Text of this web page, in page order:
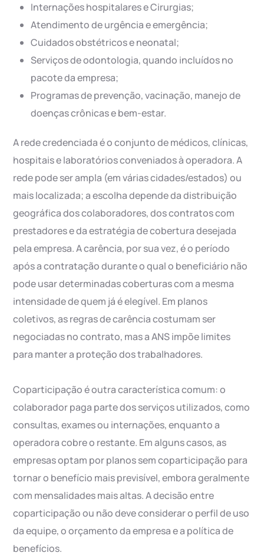
Internações hospitalares e Cirurgias;
Atendimento de urgência e emergência;
Cuidados obstétricos e neonatal;
Serviços de odontologia, quando incluídos no
pacote da empresa;
Programas de prevenção, vacinação, manejo de
doenças crônicas e bem-estar.
A rede credenciada é o conjunto de médicos, clínicas,
hospitais e laboratórios conveniados à operadora. A
rede pode ser ampla (em várias cidades/estados) ou
mais localizada; a escolha depende da distribuição
geográfica dos colaboradores, dos contratos com
prestadores e da estratégia de cobertura desejada
pela empresa. A carência, por sua vez, é o período
após a contratação durante o qual o beneficiário não
pode usar determinadas coberturas com a mesma
intensidade de quem já é elegível. Em planos
coletivos, as regras de carência costumam ser
negociadas no contrato, mas a ANS impõe limites
para manter a proteção dos trabalhadores.
Coparticipação é outra característica comum: o
colaborador paga parte dos serviços utilizados, como
consultas, exames ou internações, enquanto a
operadora cobre o restante. Em alguns casos, as
empresas optam por planos sem coparticipação para
tornar o benefício mais previsível, embora geralmente
com mensalidades mais altas. A decisão entre
coparticipação ou não deve considerar o perfil de uso
da equipe, o orçamento da empresa e a política de
benefícios.